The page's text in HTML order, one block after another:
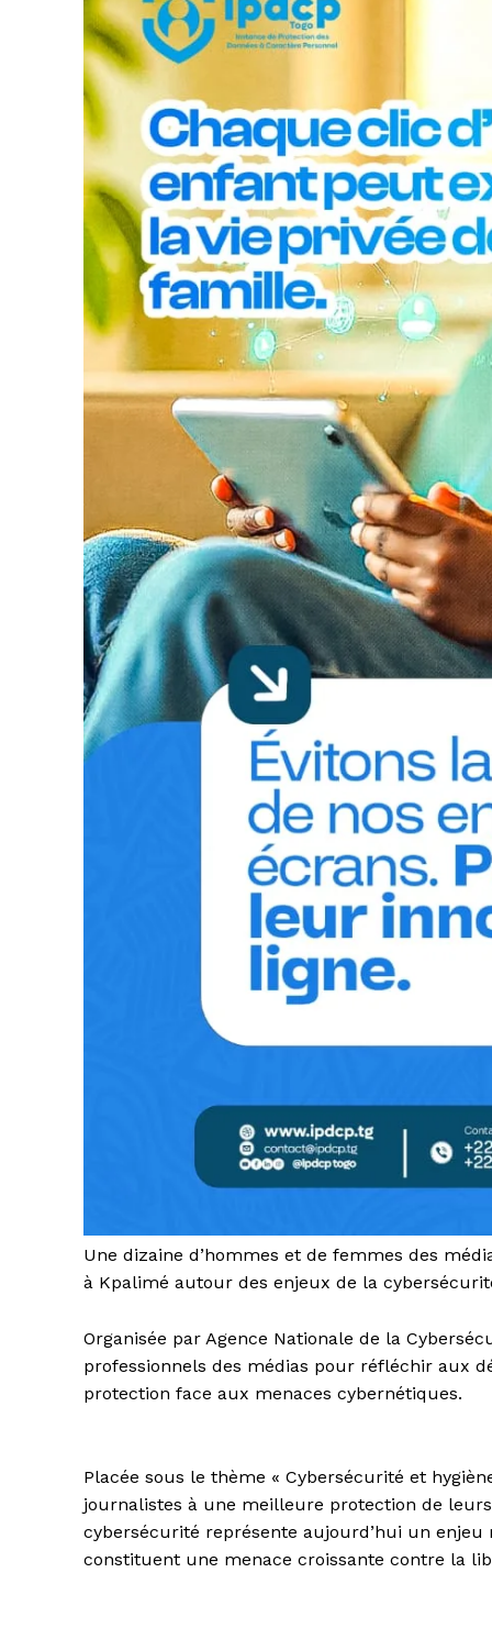
Une dizaine d’hommes et de femmes des
à Kpalimé autour des enjeux de la
Organisée par Agence Nationale de la
professionnels des médias pour réfléchir aux
protection face aux menaces cybernétiques.
Placée sous le thème « Cybersécurité et
journalistes à une meilleure protection de
cybersécurité représente aujourd’hui un
constituent une menace croissante contre la